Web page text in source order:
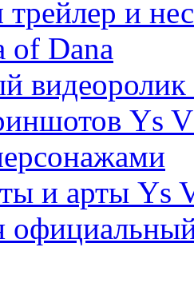
и
of Dana
Ys
и арты Ys